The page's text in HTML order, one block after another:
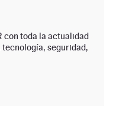
con toda la actualidad
tecnología, seguridad,